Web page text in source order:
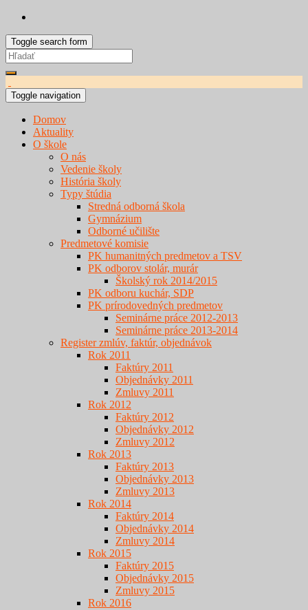
Toggle search form
Search
for:
Toggle navigation
Domov
Aktuality
O škole
O nás
Vedenie školy
História školy
Typy štúdia
Stredná odborná škola
Gymnázium
Odborné učilište
Predmetové komisie
PK humanitných predmetov a TSV
PK odborov stolár, murár
Školský rok 2014/2015
PK odboru kuchár, SDP
PK prírodovedných predmetov
Seminárne práce 2012-2013
Seminárne práce 2013-2014
Register zmlúv, faktúr, objednávok
Rok 2011
Faktúry 2011
Objednávky 2011
Zmluvy 2011
Rok 2012
Faktúry 2012
Objednávky 2012
Zmluvy 2012
Rok 2013
Faktúry 2013
Objednávky 2013
Zmluvy 2013
Rok 2014
Faktúry 2014
Objednávky 2014
Zmluvy 2014
Rok 2015
Faktúry 2015
Objednávky 2015
Zmluvy 2015
Rok 2016